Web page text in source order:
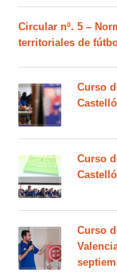
Circular nº. 5 –
territoriales de
Curso
Curso
Curso